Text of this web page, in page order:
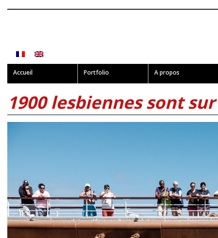
Accueil Portfolio A propos
1900 lesbiennes sont